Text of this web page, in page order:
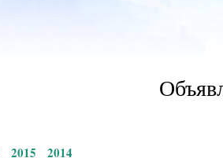
2015 2014